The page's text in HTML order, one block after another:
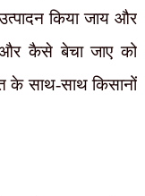
किया जाय और
और कैसे बेचा जाए को
के साथ-साथ किसानों